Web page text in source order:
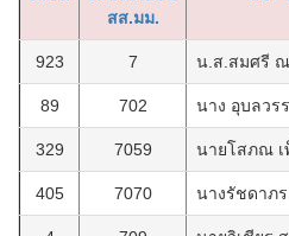
สส.มม.
923 7 น.ส.สมศรี
89 702 นาง อุบลวร
329 7059 นายโสภณ เ
405 7070 นางรัชดาภ